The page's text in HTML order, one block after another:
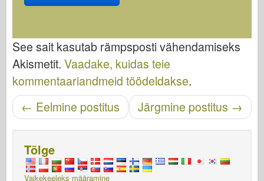
See sait kasutab rämpsposti vähendamiseks
Akismetit. Vaadake, kuidas teie
kommentaariandmeid töödeldakse.
Navigeerimise sisestamineJärgmine postitus →
← Eelmine postitus
Tõlge
Vaikekeeleks määramine